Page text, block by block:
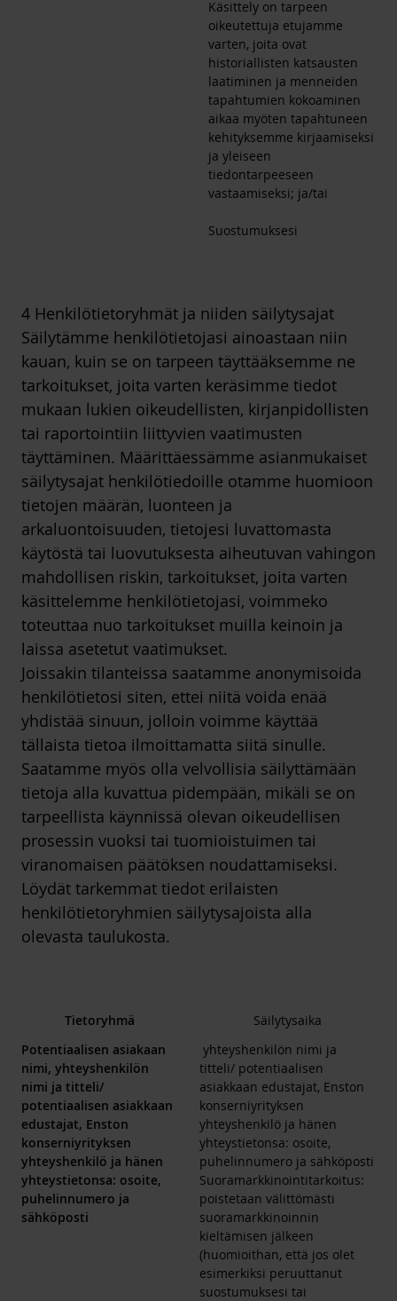
Käsittely on tarpeen
oikeutettuja etujamme
varten, joita ovat
historiallisten katsausten
laatiminen ja menneiden
tapahtumien kokoaminen
aikaa myöten tapahtuneen
kehityksemme kirjaamiseksi
ja yleiseen
tiedontarpeeseen
vastaamiseksi; ja/tai
Suostumuksesi
4 Henkilötietoryhmät ja niiden säilytysajat
Säilytämme henkilötietojasi ainoastaan niin
kauan, kuin se on tarpeen täyttääksemme ne
tarkoitukset, joita varten keräsimme tiedot
mukaan lukien oikeudellisten, kirjanpidollisten
tai raportointiin liittyvien vaatimusten
täyttäminen. Määrittäessämme asianmukaiset
säilytysajat henkilötiedoille otamme huomioon
tietojen määrän, luonteen ja
arkaluontoisuuden, tietojesi luvattomasta
käytöstä tai luovutuksesta aiheutuvan vahingon
mahdollisen riskin, tarkoitukset, joita varten
käsittelemme henkilötietojasi, voimmeko
toteuttaa nuo tarkoitukset muilla keinoin ja
laissa asetetut vaatimukset.
Joissakin tilanteissa saatamme anonymisoida
henkilötietosi siten, ettei niitä voida enää
yhdistää sinuun, jolloin voimme käyttää
tällaista tietoa ilmoittamatta siitä sinulle.
Saatamme myös olla velvollisia säilyttämään
tietoja alla kuvattua pidempään, mikäli se on
tarpeellista käynnissä olevan oikeudellisen
prosessin vuoksi tai tuomioistuimen tai
viranomaisen päätöksen noudattamiseksi.
Löydät tarkemmat tiedot erilaisten
henkilötietoryhmien säilytysajoista alla
olevasta taulukosta.
Tietoryhmä
Säilytysaika
Potentiaalisen asiakaan
nimi, yhteyshenkilön
nimi ja titteli/
potentiaalisen asiakkaan
edustajat, Enston
konserniyrityksen
yhteyshenkilö ja hänen
yhteystietonsa: osoite,
puhelinnumero ja
sähköposti
yhteyshenkilön nimi ja
titteli/ potentiaalisen
asiakkaan edustajat, Enston
konserniyrityksen
yhteyshenkilö ja hänen
yhteystietonsa: osoite,
puhelinnumero ja sähköposti
Suoramarkkinointitarkoitus:
poistetaan välittömästi
suoramarkkinoinnin
kieltämisen jälkeen
(huomioithan, että jos olet
esimerkiksi peruuttanut
suostumuksesi tai